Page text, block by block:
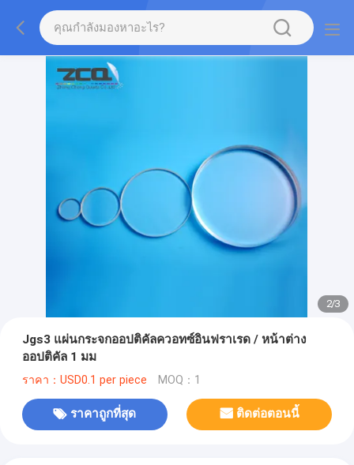
2/3
Jgs3 แผ่นกระจกออปติคัลควอทซ์อินฟราเรด / หน้าต่าง
ออปติคัล 1 มม
ราคา：USD0.1 per piece MOQ：1
ราคาถูกที่สุด ติดต่อตอนนี้